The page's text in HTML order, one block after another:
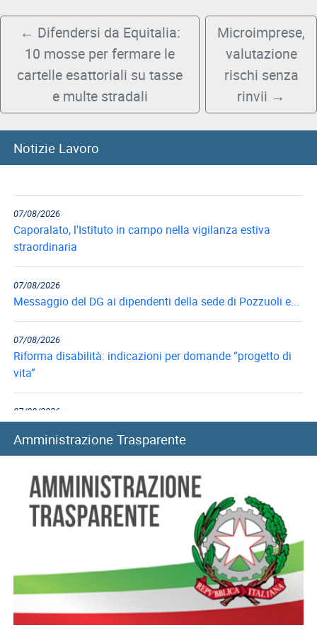
← Difendersi da Equitalia:
10 mosse per fermare le
cartelle esattoriali su tasse
e multe stradali
Microimprese,
valutazione
rischi senza
rinvii →
Notizie Lavoro
8 agosto, Giornata nazionale sacrificio del lavoro italiano
07/08/2026
Caporalato, l'Istituto in campo nella vigilanza estiva
straordinaria
07/08/2026
Messaggio del DG ai dipendenti della sede di Pozzuoli e...
07/08/2026
Riforma disabilità: indicazioni per domande “progetto di
vita”
07/08/2026
Collegi di merito, al via i rinnovi per l’anno accademico...
Long Term Care e Home Care Premium: le graduatorie di...
06/08/2026
Mutui ipotecari: pubblicazione graduatorie di luglio 2026
05/08/2026
Convitti nazionali, rinnovo benefici per l’anno scolastico
Amministrazione Trasparente